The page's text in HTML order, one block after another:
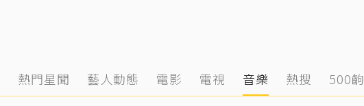
熱門星聞 藝人動態 電影 電視 音樂 熱搜 500齣